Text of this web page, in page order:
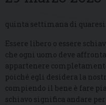
quinta settimana di
Essere libero o essere
che ogni uomo deve
appartenere
poiché egli desidera la
compiendo il bene è fare
schiavo significa andare